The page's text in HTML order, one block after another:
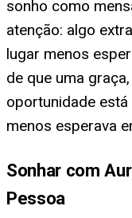
sonho como
atenção: algo
lugar menos
de que uma
oportunidade
menos esperava
Sonhar com
Pessoa